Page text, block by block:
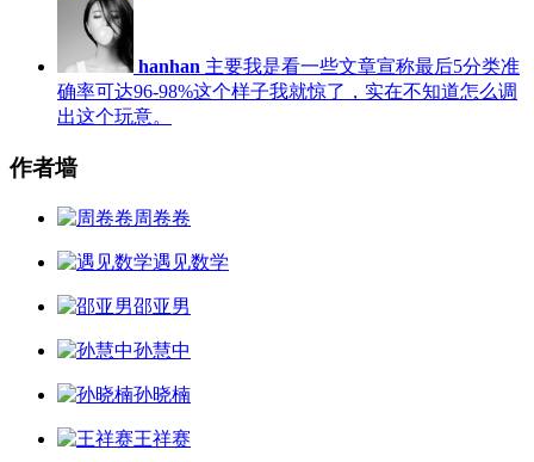
hanhan 主要我是看一些文章宣称最后5分类准
确率可达96-98%这个样子我就惊了，实在不知道怎么调
出这个玩意。
作者墙
周卷卷
遇见数学
邵亚男
孙慧中
孙晓楠
王祥赛